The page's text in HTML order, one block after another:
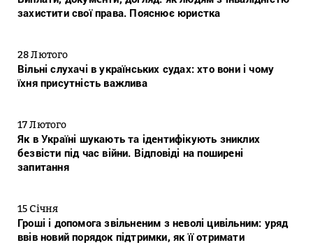
захистити свої права. Пояснює юристка
28 Лютого
Вільні слухачі в українських судах: хто вони і чому
їхня присутність важлива
17 Лютого
Як в Україні шукають та ідентифікують зниклих
безвісти під час війни. Відповіді на поширені
запитання
15 Січня
Гроші і допомога звільненим з неволі цивільним: уряд
ввів новий порядок підтримки, як її отримати